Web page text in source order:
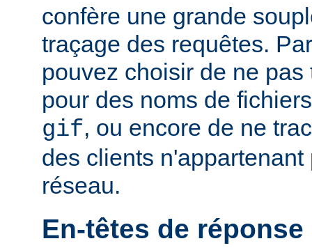
confère une grande
traçage des requêtes.
pouvez choisir de ne
pour des noms de
gif, ou encore de ne
des clients
réseau.
En-têtes de